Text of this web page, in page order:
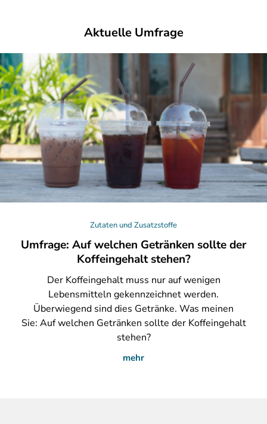
Aktuelle Umfrage
Zutaten und Zusatzstoffe
Umfrage: Auf welchen Getränken sollte der
Koffeingehalt stehen?
DerKoffeingehalt muss nur auf wenigen
Lebensmitteln gekennzeichnet werden.
Überwiegend sind dies Getränke. Was meinen
Sie: Auf welchen Getränken sollte der Koffeingehalt
stehen?
mehr